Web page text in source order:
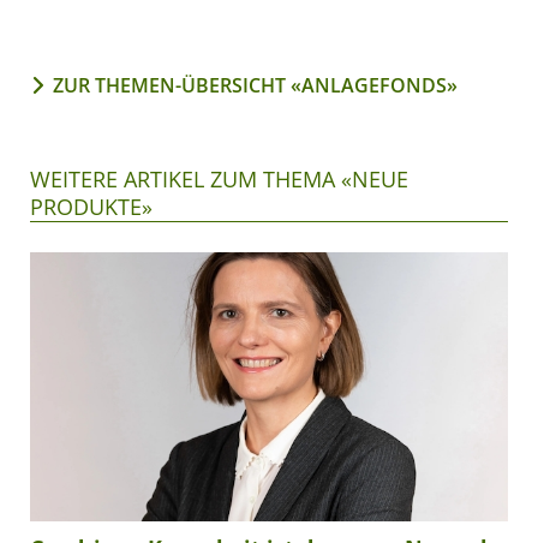
ZUR THEMEN-ÜBERSICHT «ANLAGEFONDS»
WEITERE ARTIKEL ZUM THEMA «NEUE
PRODUKTE»